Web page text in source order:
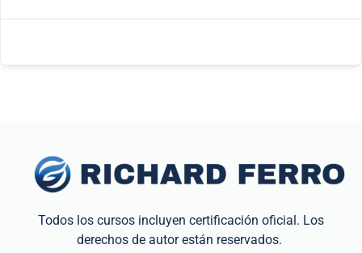
Todos los cursos incluyen certificación oficial. Los
derechos de autor están reservados.